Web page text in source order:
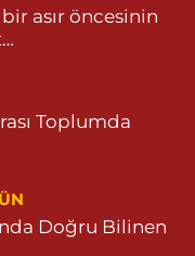
asır öncesinin
Toplumda
Doğru Bilinen